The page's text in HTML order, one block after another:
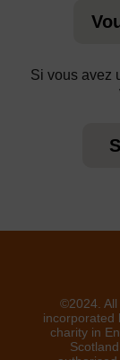
Si vous avez
©2024.
incorporated
charity in